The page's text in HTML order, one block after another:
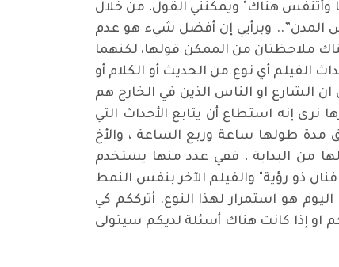
وأتنفس هناك" ويمكنني القول، من خلال
المدن”.. وبرأيي إن أفضل شيء هو عدم
ملاحظتان من الممكن قولها، لكنهما
الفيلم أي نوع من الحديث أو الكلام أو
الشارع او الناس الذين في الخارج هم
نرى إنه استطاع أن يتابع الأحداث التي
مدة طولها ساعة وربع الساعة ، والأخ
من البداية ، ففي عدد منها يستخدم
ذو رؤية" والفيلم الآخر بنفس النمط
هو استمرار لهذا النوع. أترككم كي
او إذا كانت هناك أسئلة لديكم سيتولى